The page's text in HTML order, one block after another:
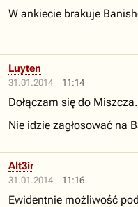
W ankiecie brakuje
31.01.2014 11:14
Luyten
Dołączam się do
Nie idzie zagłosować na
31.01.2014 11:16
Alt3ir
Ewidentnie możliwość